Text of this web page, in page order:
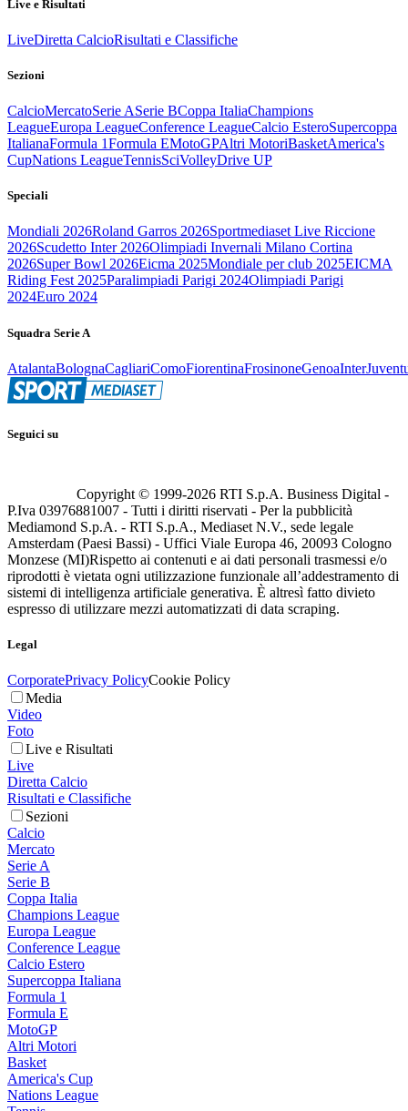
Live e Risultati
LiveDiretta CalcioRisultati e Classifiche
Sezioni
CalcioMercatoSerie ASerie BCoppa ItaliaChampions
LeagueEuropa LeagueConference LeagueCalcio EsteroSupercoppa
ItalianaFormula 1Formula EMotoGPAltri MotoriBasketAmerica's
CupNations LeagueTennisSciVolleyDrive UP
Speciali
Mondiali 2026Roland Garros 2026Sportmediaset Live Riccione
2026Scudetto Inter 2026Olimpiadi Invernali Milano Cortina
2026Super Bowl 2026Eicma 2025Mondiale per club 2025EICMA
Riding Fest 2025Paralimpiadi Parigi 2024Olimpiadi Parigi
2024Euro 2024
Squadra Serie A
AtalantaBolognaCagliariComoFiorentinaFrosinoneGenoaInter
Seguici su
Copyright © 1999-2026 RTI S.p.A. Business Digital -
P.Iva 03976881007 - Tutti i diritti riservati - Per la pubblicità
Mediamond S.p.A. - RTI S.p.A., Mediaset N.V., sede legale
Amsterdam (Paesi Bassi) - Uffici Viale Europa 46, 20093 Cologno
Monzese (MI)Rispetto ai contenuti e ai dati personali trasmessi e/o
riprodotti è vietata ogni utilizzazione funzionale all’addestramento di
sistemi di intelligenza artificiale generativa. È altresì fatto divieto
espresso di utilizzare mezzi automatizzati di data scraping.
Legal
CorporatePrivacy PolicyCookie Policy
Media
Video
Foto
Live e Risultati
Live
Diretta Calcio
Risultati e Classifiche
Sezioni
Calcio
Mercato
Serie A
Serie B
Coppa Italia
Champions League
Europa League
Conference League
Calcio Estero
Supercoppa Italiana
Formula 1
Formula E
MotoGP
Altri Motori
Basket
America's Cup
Nations League